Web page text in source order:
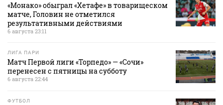
«Монако» обыграл «Хетафе» в товарищеском
матче, Головин не отметился
результативными действиями
6 августа 23:11
ЛИГА ПАРИ
Матч Первой лиги «Торпедо» — «Сочи»
перенесен с пятницы на субботу
6 августа 22:44
ФУТБОЛ